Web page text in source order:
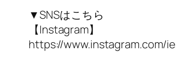
▼SNSはこちら
【Instagram】
https://www.instagram.com/